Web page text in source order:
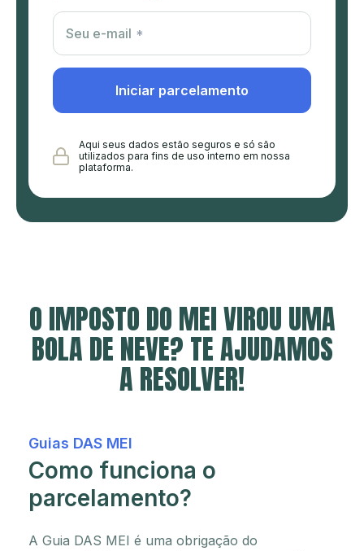
Seu e-mail
Iniciar parcelamento
Aqui seus dados estão seguros e só são
utilizados para fins de uso interno em nossa
plataforma.
O IMPOSTO DO MEI VIROU UMA
BOLA DENEVE? TE AJUDAMOS
A RESOLVER!
Guias DAS MEI
Como funciona o
parcelamento?
A Guia DAS MEI é uma obrigação do